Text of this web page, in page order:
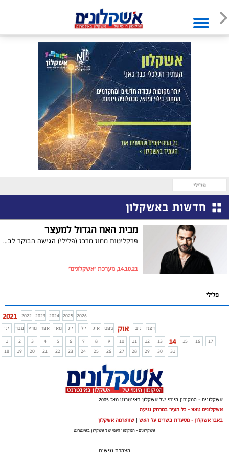
פלילי
חדשות באשקלון
מבית האח הגדול למעצר
פרקליטות מחוז מרכז (פלילי) הגישה הבוקר לבית המשפט המחוזי מרכז כתב אישום כנגד משתתף "האח הגדול" צבי פורטל (44) מאשקלון, בגין עבירת שוד, זאת לאחר שביצע שוד בסניף דואר בראשון לציון באמצעות גליל שחור המזכיר אקדח
14.10.21, מערכת "אשקלונים"
פלילי
2021 2022 2023 2024 2025 2026
ינו
פבר מרץ אפר מאי יונ יול אוג ספט אוק נוב
דצמ
1
2 3 4 5 6 7 8 9 10 11 12 13 14 15 16
17
18
19 20 21 22 23 24 25 26 27 28 29 30 31
אשקלונים - המקומון היומי של אשקלון באינטרנט מאז 2005
אשקלונים טאצ - כל העיר במרחק נגיעה
באבו אשקלון - מסעדת בשרים על האש | שווארמה אשקלון
אשקלונים - המקומון היומי של אשקלון באינטרנט
הצהרת נגישות